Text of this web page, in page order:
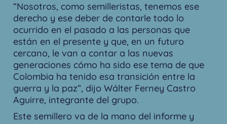
“Nosotros, como semilleristas, tenemos ese
derecho y ese deber de contarle todo lo
ocurrido en el pasado a las personas que
están en el presente y que, en un futuro
cercano, le van a contar a las nuevas
generaciones cómo ha sido ese tema de que
Colombia ha tenido esa transición entre la
guerra y la paz”, dijo Wálter Ferney Castro
Aguirre, integrante del grupo.
Este semillero va de la mano del informe y